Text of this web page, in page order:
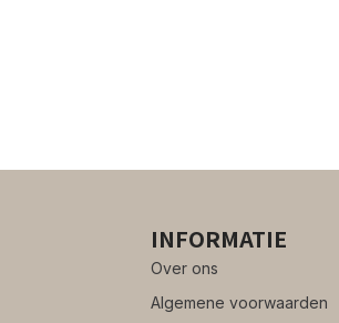
INFORMATIE
Over ons
Algemene voorwaarden